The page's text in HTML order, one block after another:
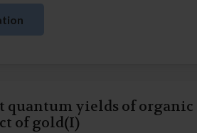
yields of organic
of gold(I)